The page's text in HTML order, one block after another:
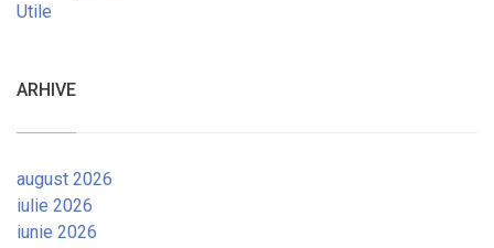
Utile
ARHIVE
august 2026
iulie 2026
iunie 2026